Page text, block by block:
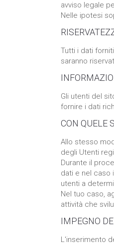
avviso legale
Nelle ipotesi
Tutti i dati
saranno
Gli utenti del
fornire i dati
CON QUELE
Allo stesso
degli Utenti
Durante il
dati e nel caso
utenti a
Nel tuo caso,
attività che
IMPEGNO
L'inserimento